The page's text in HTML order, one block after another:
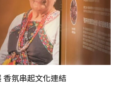
氛串起文化連結